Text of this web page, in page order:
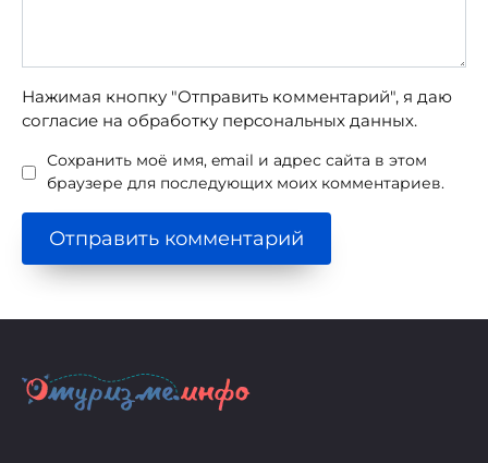
Нажимая кнопку "Отправить комментарий", я даю
согласие на обработку персональных данных.
Сохранить моё имя, email и адрес сайта в этом
браузере для последующих моих комментариев.